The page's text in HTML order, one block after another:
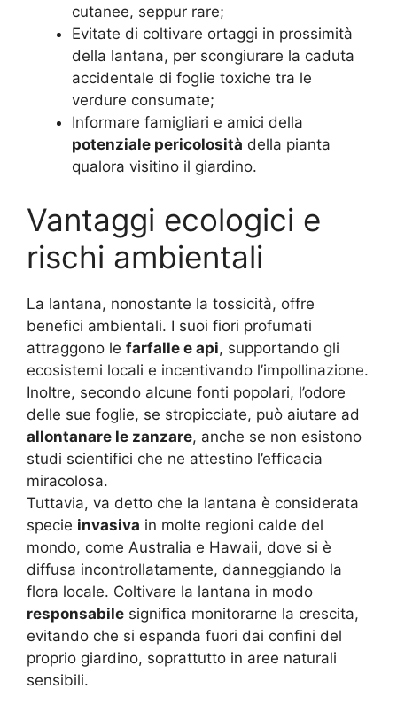
cutanee, seppur rare;
Evitate di coltivare ortaggi in prossimità
della lantana, per scongiurare la caduta
accidentale di foglie toxiche tra le
verdure consumate;
Informare famigliari e amici della
potenziale pericolosità della pianta
qualora visitino il giardino.
Vantaggi ecologici e
rischi ambientali
La lantana, nonostante la tossicità, offre
benefici ambientali. I suoi fiori profumati
attraggono le farfalle e api, supportando gli
ecosistemi locali e incentivando l’impollinazione.
Inoltre, secondo alcune fonti popolari, l’odore
delle sue foglie, se stropicciate, può aiutare ad
allontanare le zanzare, anche se non esistono
studi scientifici che ne attestino l’efficacia
miracolosa.
Tuttavia, va detto che la lantana è considerata
specie invasiva in molte regioni calde del
mondo, come Australia e Hawaii, dove si è
diffusa incontrollatamente, danneggiando la
flora locale. Coltivare la lantana in modo
responsabile significa monitorarne la crescita,
evitando che si espanda fuori dai confini del
proprio giardino, soprattutto in aree naturali
sensibili.